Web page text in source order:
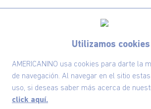
Utilizamos cookies
AMERICANINO usa cookies para darte la
de navegación. Al navegar en el sitio
uso, si deseas saber más acerca de
click aquí.